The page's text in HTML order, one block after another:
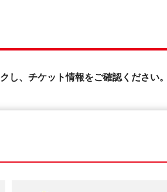
し、チケット情報をご確認ください。